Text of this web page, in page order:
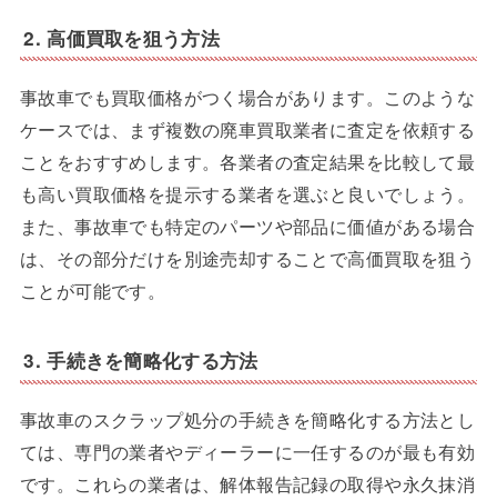
2. 高価買取を狙う方法
事故車でも買取価格がつく場合があります。このような
ケースでは、まず複数の廃車買取業者に査定を依頼する
ことをおすすめします。各業者の査定結果を比較して最
も高い買取価格を提示する業者を選ぶと良いでしょう。
また、事故車でも特定のパーツや部品に価値がある場合
は、その部分だけを別途売却することで高価買取を狙う
ことが可能です。
3. 手続きを簡略化する方法
事故車のスクラップ処分の手続きを簡略化する方法とし
ては、専門の業者やディーラーに一任するのが最も有効
です。これらの業者は、解体報告記録の取得や永久抹消